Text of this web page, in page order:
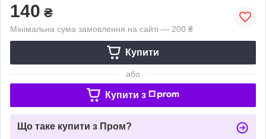
140 ₴
Мінімальна сума замовлення на сайті — 200 ₴
Купити
або
Купити з
Що таке купити з Пром?